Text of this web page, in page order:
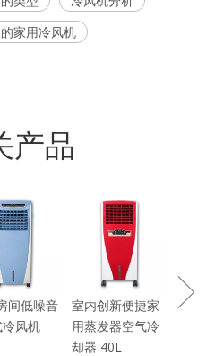
家用冷风机
产品
间低噪音
风机
室内创新便捷家
用蒸发器空气冷
却器 40L